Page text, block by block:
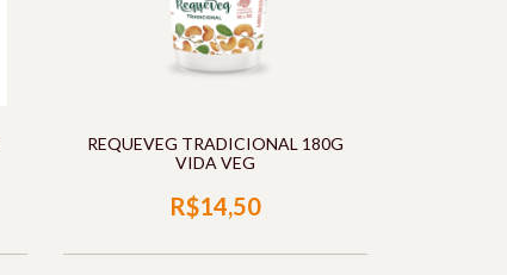
REQUEVEG TRADICIONAL 180G
VIDA VEG
R$14,50